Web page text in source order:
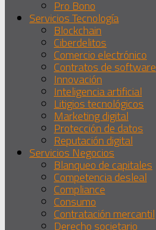
Pro Bono
Servicios Tecnología
Blockchain
Ciberdelitos
Comercio electrónico
Contratos de software
Innovación
Inteligencia artificial
Litigios tecnológicos
Marketing digital
Protección de datos
Reputación digital
Servicios Negocios
Blanqueo de capitales
Competencia desleal
Compliance
Consumo
Contratación mercantil
Derecho societario